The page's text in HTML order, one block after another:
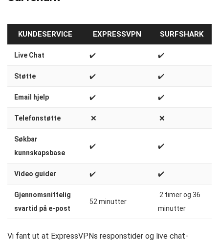
KUNDESERVICE EXPRESSVPN SURFSHARK
Live Chat ✔️ ✔️
Støtte ✔️ ✔️
Email hjelp ✔️ ✔️
Telefonstøtte ❌ ❌
Søkbar
kunnskapsbase
✔️ ✔️
Video guider ✔️ ✔️
Gjennomsnittelig
svartid på e-post
52 minutter
2 timer og 36
minutter
Vi fant ut at ExpressVPNs responstider og live chat-